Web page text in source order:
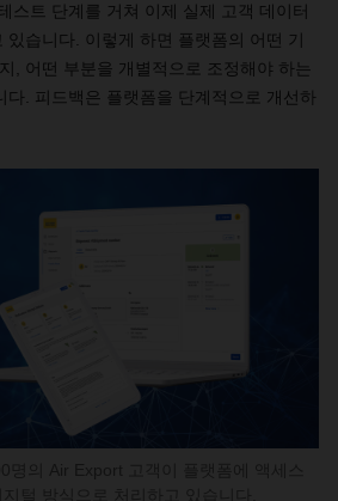
스트 단계를 거쳐 이제 실제 고객 데이터
습니다. 이렇게 하면 플랫폼의 어떤 기
, 어떤 부분을 개별적으로 조정해야 하는
다. 피드백은 플랫폼을 단계적으로 개선하